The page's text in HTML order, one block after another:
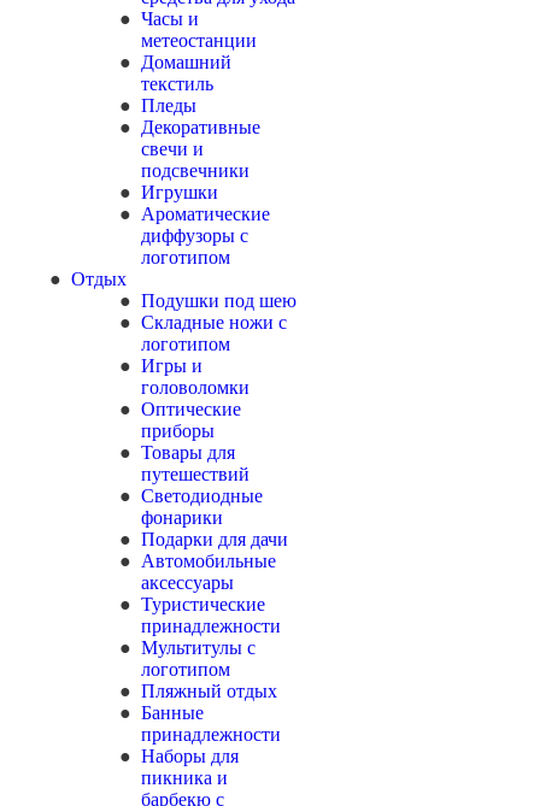
Часы и
метеостанции
Домашний
текстиль
Пледы
Декоративные
свечи и
подсвечники
Игрушки
Ароматические
диффузоры с
логотипом
Отдых
Подушки под шею
Складные ножи с
логотипом
Игры и
головоломки
Оптические
приборы
Товары для
путешествий
Светодиодные
фонарики
Подарки для дачи
Автомобильные
аксессуары
Туристические
принадлежности
Мультитулы с
логотипом
Пляжный отдых
Банные
принадлежности
Наборы для
пикника и
барбекю с